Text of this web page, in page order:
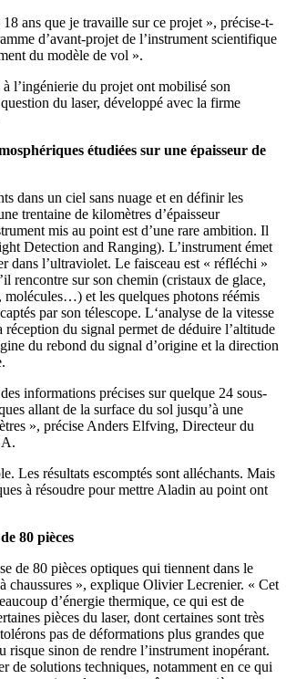
ans que je travaille sur ce projet », précise-t-
d’avant-projet de l’instrument scientifique
du modèle de vol ».
à l’ingénierie du projet ont mobilisé son
du laser, développé avec la firme
étudiées sur une épaisseur de
dans un ciel sans nuage et en définir les
trentaine de kilomètres d’épaisseur
mis au point est d’une rare ambition. Il
Detection and Ranging). L’instrument émet
dans l’ultraviolet. Le faisceau est « réfléchi »
rencontre sur son chemin (cristaux de glace,
molécules…) et les quelques photons réémis
par son télescope. L‘analyse de la vitesse
réception du signal permet de déduire l’altitude
du rebond du signal d’origine et la direction
informations précises sur quelque 24 sous-
allant de la surface du sol jusqu’à une
», précise Anders Elfving, Directeur du
Les résultats escomptés sont alléchants. Mais
à résoudre pour mettre Aladin au point ont
80 pièces
de 80 pièces optiques qui tiennent dans le
chaussures », explique Olivier Lecrenier. « Cet
d’énergie thermique, ce qui est de
pièces du laser, dont certaines sont très
pas de déformations plus grandes que
risque sinon de rendre l’instrument inopérant.
de solutions techniques, notamment en ce qui